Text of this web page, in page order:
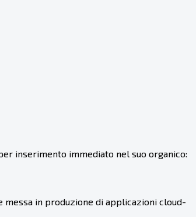
inserimento immediato nel suo organico:
in produzione di applicazioni cloud-